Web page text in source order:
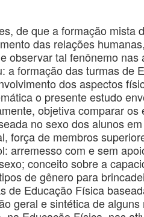
de que a formação mista
das relações
observar tal fenônemo nas
a formação das turmas de
dos aspectos
o presente estudo
objetiva comparar os
no sexo dos alunos
força de membros
arremesso com e sem
conceito sobre a
de gênero para
de Educação Física
geral e sintética de